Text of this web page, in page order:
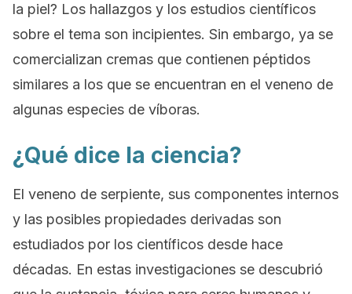
la piel? Los hallazgos y los estudios científicos
sobre el tema son incipientes. Sin embargo, ya se
comercializan cremas que contienen péptidos
similares a los que se encuentran en el veneno de
algunas especies de víboras.
¿Qué dice la ciencia?
El veneno de serpiente, sus componentes internos
y las posibles propiedades derivadas son
estudiados por los científicos desde hace
décadas. En estas investigaciones se descubrió